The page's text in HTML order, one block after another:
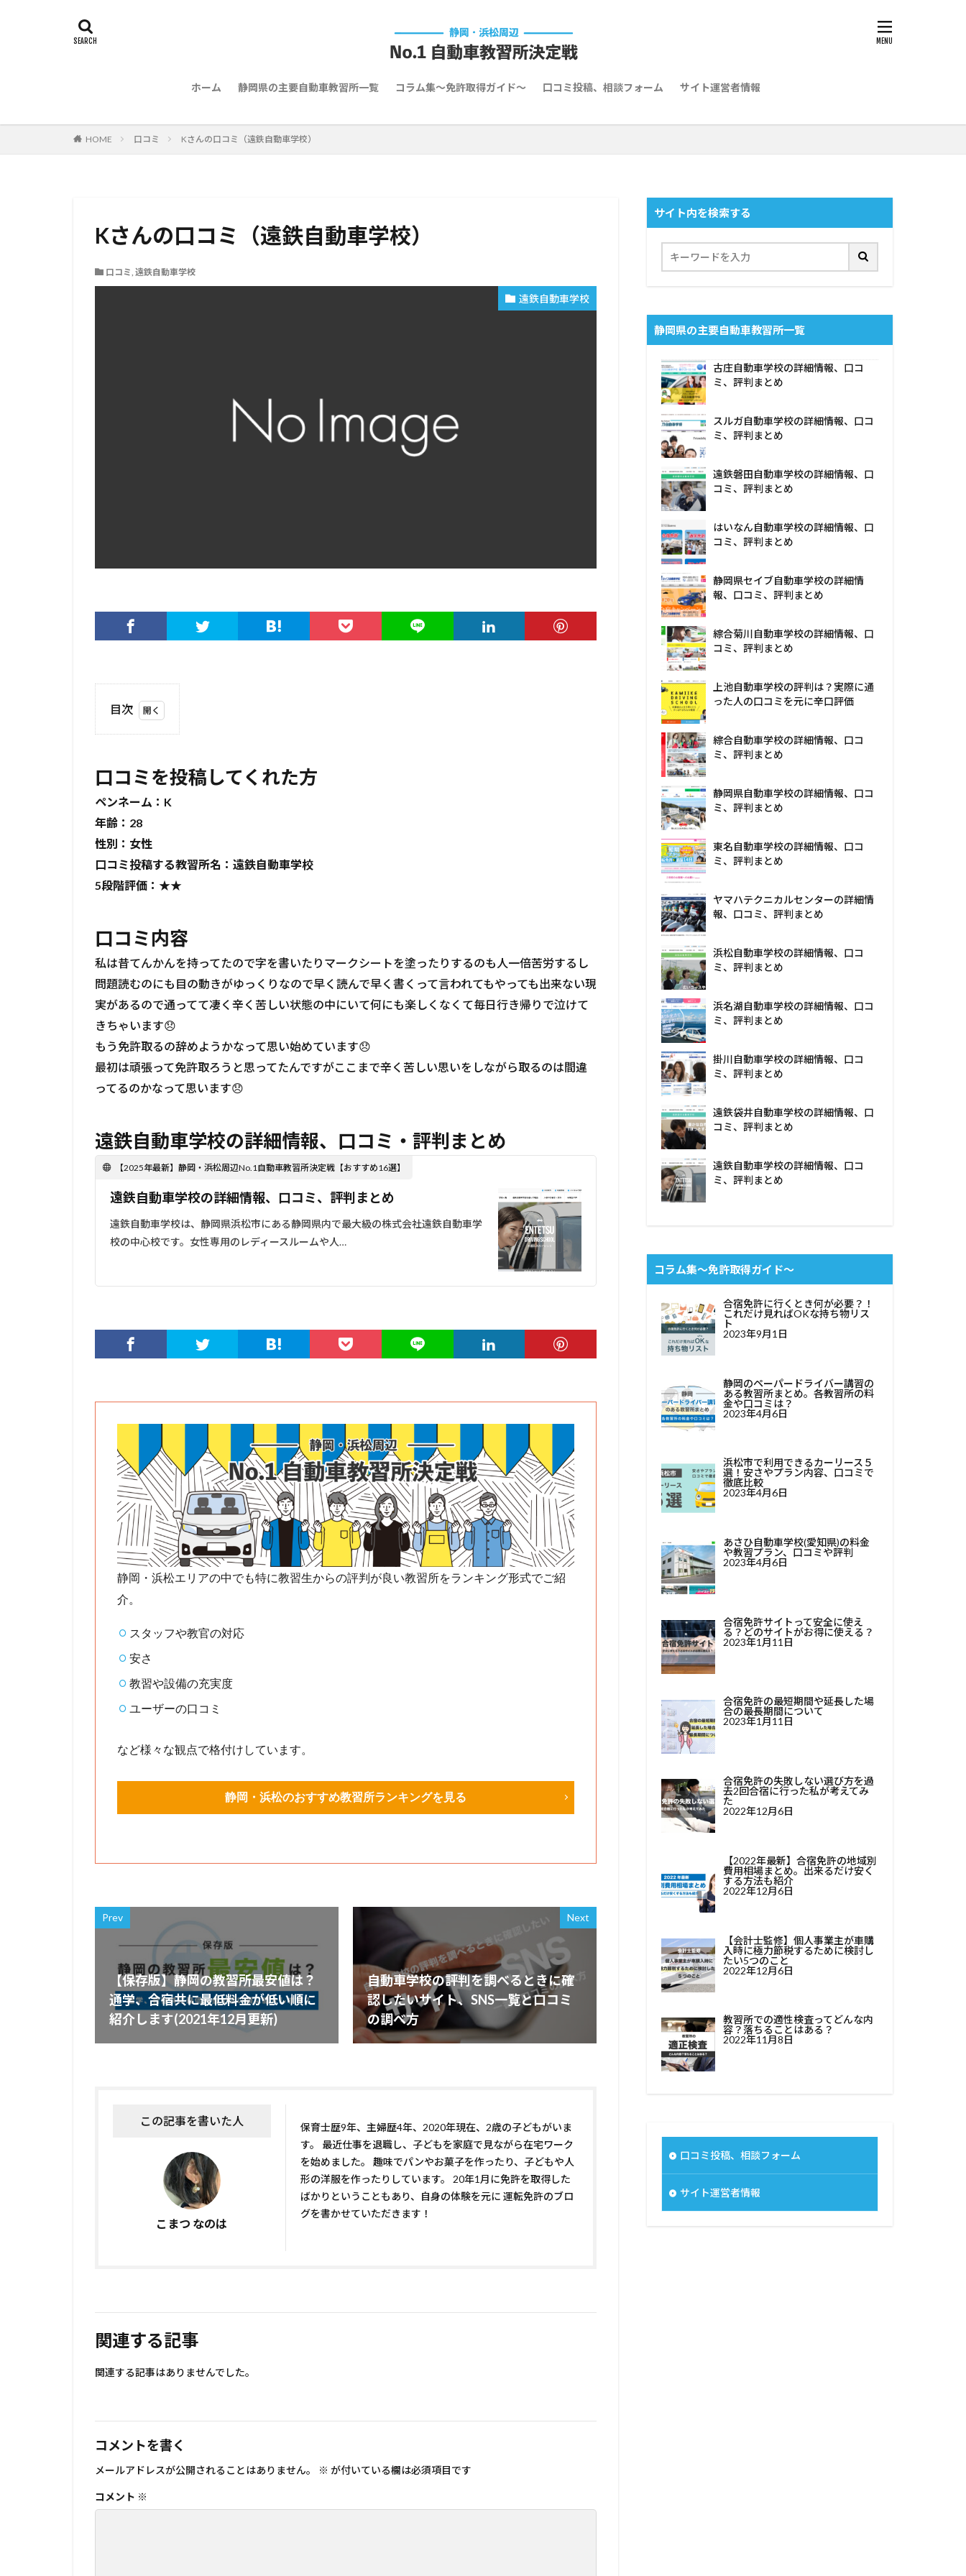
ホーム 静岡県の主要自動車教習所一覧 コラム集～免許取得ガイド～ 口コミ投稿、相談フォーム サイト運営者情報
HOME 口コミ Kさんの口コミ（遠鉄自動車学校）
Kさんの口コミ（遠鉄自動車学校）
口コミ, 遠鉄自動車学校
遠鉄自動車学校
目次
ミ
投
稿
し
て
く
れ
2
コ
ミ
内
3
遠鉄
自動
車学
情
報、
口コ
評判
まと
め
口コミを投稿してくれた方
ペンネーム： K
年齢：28
性別：女性
口コミ投稿する教習所名：遠鉄自動車学校
5段階評価：★★
口コミ内容
私は昔てんかんを持ってたので字を書いたりマークシートを塗ったりするのも人一倍苦労するし
問題読むのにも目の動きがゆっくりなので早く読んで早く書くって言われてもやっても出来ない現
実があるので通ってて凄く辛く苦しい状態の中にいて何にも楽しくなくて毎日行き帰りで泣けて
きちゃいます😞
もう免許取るの辞めようかなって思い始めています😞
最初は頑張って免許取ろうと思ってたんですがここまで辛く苦しい思いをしながら取るのは間違
ってるのかなって思います😞
遠鉄自動車学校の詳細情報、口コミ・評判まとめ
【2025年最新】静岡・浜松周辺No.1自動車教習所決定戦【おすすめ16選】
遠鉄自動車学校の詳細情報、口コミ、評判まとめ
遠鉄自動車学校は、静岡県浜松市にある静岡県内で最大級の株式会社遠鉄自動車学
校の中心校です。女性専用のレディースルームや人…
静岡・浜松エリアの中でも特に教習生からの評判が良い教習所をランキング形式でご紹
介。
スタッフや教官の対応
安さ
教習や設備の充実度
ユーザーの口コミ
など様々な観点で格付けしています。
静岡・浜松のおすすめ教習所ランキングを見る
Prev
【保存版】静岡の教習所最安値は？
通学、合宿共に最低料金が低い順に
紹介します(2021年12月更新)
Next
自動車学校の評判を調べるときに確
認したいサイト、SNS一覧と口コミ
の調べ方
この記事を書いた人
こまつ なのは
保育士歴9年、主婦歴4年、2020年現在、2歳の子どもがいま
す。 最近仕事を退職し、子どもを家庭で見ながら在宅ワーク
を始めました。 趣味でパンやお菓子を作ったり、子どもや人
形の洋服を作ったりしています。 20年1月に免許を取得した
ばかりということもあり、自身の体験を元に 運転免許のブロ
グを書かせていただきます！
関連する記事
関連する記事はありませんでした。
コメントを書く
メールアドレスが公開されることはありません。 ※ が付いている欄は必須項目です
コメント ※
サイト内を検索する
静岡県の主要自動車教習所一覧
古庄自動車学校の詳細情報、口コ
ミ、評判まとめ
スルガ自動車学校の詳細情報、口コ
ミ、評判まとめ
遠鉄磐田自動車学校の詳細情報、口
コミ、評判まとめ
はいなん自動車学校の詳細情報、口
コミ、評判まとめ
静岡県セイブ自動車学校の詳細情
報、口コミ、評判まとめ
綜合菊川自動車学校の詳細情報、口
コミ、評判まとめ
上池自動車学校の評判は？実際に通
った人の口コミを元に辛口評価
綜合自動車学校の詳細情報、口コ
ミ、評判まとめ
静岡県自動車学校の詳細情報、口コ
ミ、評判まとめ
東名自動車学校の詳細情報、口コ
ミ、評判まとめ
ヤマハテクニカルセンターの詳細情
報、口コミ、評判まとめ
浜松自動車学校の詳細情報、口コ
ミ、評判まとめ
浜名湖自動車学校の詳細情報、口コ
ミ、評判まとめ
掛川自動車学校の詳細情報、口コ
ミ、評判まとめ
遠鉄袋井自動車学校の詳細情報、口
コミ、評判まとめ
遠鉄自動車学校の詳細情報、口コ
ミ、評判まとめ
コラム集〜免許取得ガイド〜
合宿免許に行くとき何が必要？！
これだけ見ればOKな持ち物リス
ト
2023年9月1日
静岡のペーパードライバー講習の
ある教習所まとめ。各教習所の料
金や口コミは？
2023年4月6日
浜松市で利用できるカーリース５
選！安さやプラン内容、口コミで
徹底比較
2023年4月6日
あさひ自動車学校(愛知県)の料金
や教習プラン、口コミや評判
2023年4月6日
合宿免許サイトって安全に使え
る？どのサイトがお得に使える？
2023年1月11日
合宿免許の最短期間や延長した場
合の最長期間について
2023年1月11日
合宿免許の失敗しない選び方を過
去2回合宿に行った私が考えてみ
た
2022年12月6日
【2022年最新】合宿免許の地域別
費用相場まとめ。出来るだけ安く
する方法も紹介
2022年12月6日
【会計士監修】個人事業主が車購
入時に極力節税するために検討し
たい5つのこと
2022年12月6日
教習所での適性検査ってどんな内
容？落ちることはある？
2022年11月8日
口コミ投稿、相談フォーム
サイト運営者情報